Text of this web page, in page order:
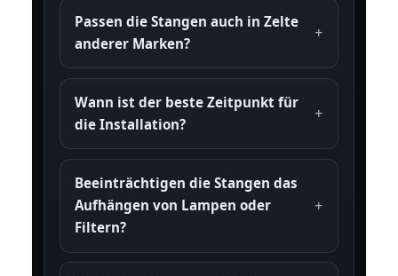
Passen die Stangen auch in Zelte
anderer Marken?
Wann ist der beste Zeitpunkt für
die Installation?
Beeinträchtigen die Stangen das
Aufhängen von Lampen oder
Filtern?